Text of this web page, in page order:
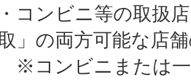
コンビニ等の取扱
」の両方可能な店
ンビニまたは一